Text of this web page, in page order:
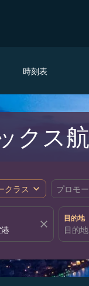
時刻表
クス
クラス expand_more プロモ
close
目的地